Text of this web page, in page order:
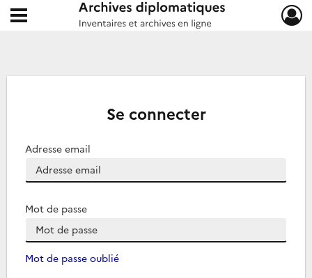
Archives diplomatiques
Ouvrir le menu déroulant
Se connecter
Adresse email
Mot de passe
Mot de passe oublié